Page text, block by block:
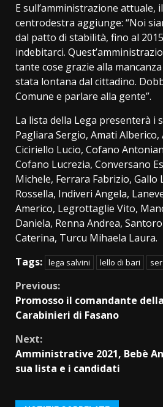
E sull’amministrazione attuale,
centrodestra aggiunge: “Noi
dal patto di stabilità, fino al
indebitarci.
tante cose grazie alla
stata lontana dal cittadino.
Comune e parlare alla gente”.
La lista della Lega presenterà i
Pagliara Sergio, Amati
Ciciriello Lucio, Cofano
Cofano Lucrezia, Conversano
Michele, Ferrara Fabrizio, Gallo
Rossella, Indiveri Angela,
Americo, Legrottaglie Vito,
Daniela, Renna Andrea,
Caterina, Turcu Mihaela Laura.
Tags: lega salvini lello di bari
Continue
Reading
Previous:
Promosso il comandante
Carabinieri di Fasano
Next:
Amministrative 2021, Bebè
sua lista e i candidati